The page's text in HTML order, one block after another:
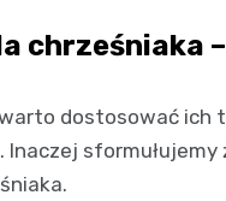
chrześniaka
dostosować ich
sformułujemy